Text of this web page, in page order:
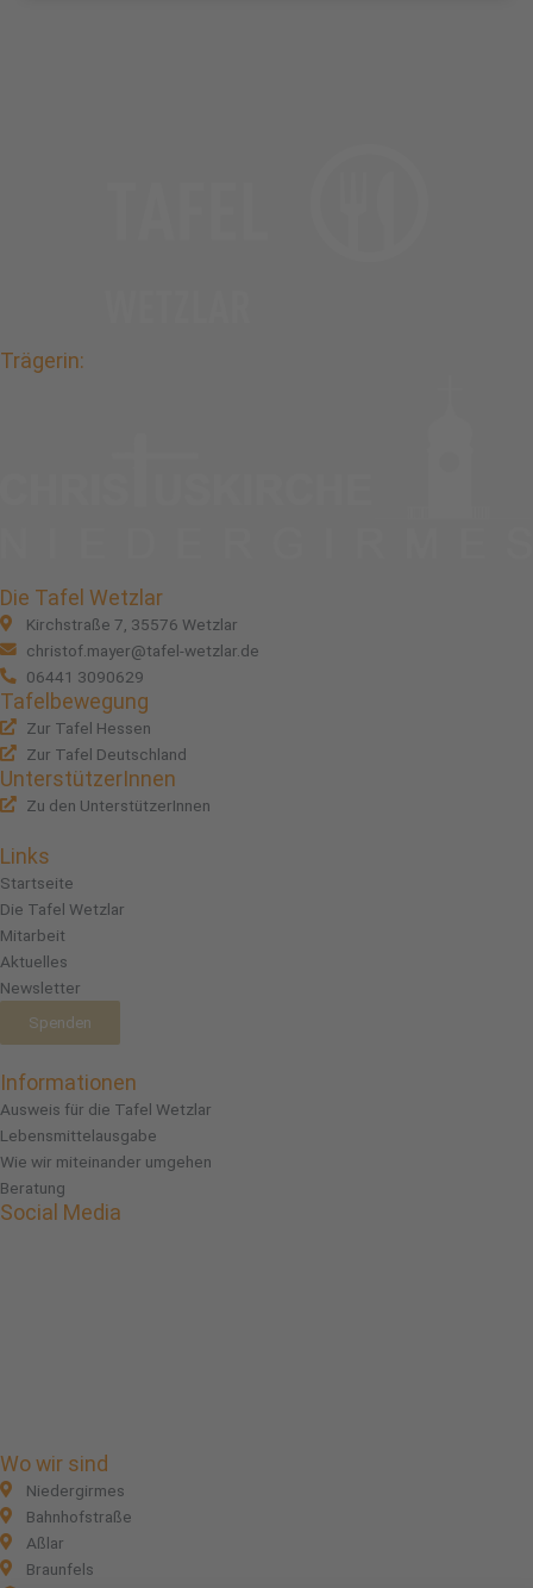
Trägerin:
Die Tafel Wetzlar
Kirchstraße 7, 35576 Wetzlar
christof.mayer@tafel-wetzlar.de
06441 3090629
Tafelbewegung
Zur Tafel Hessen
Zur Tafel Deutschland
UnterstützerInnen
Zu den UnterstützerInnen
Links
Startseite
Die Tafel Wetzlar
Mitarbeit
Aktuelles
Newsletter
Spenden
Informationen
Ausweis für die Tafel Wetzlar
Lebensmittelausgabe
Wie wir miteinander umgehen
Beratung
Social Media
Wo wir sind
Niedergirmes
Bahnhofstraße
Aßlar
Braunfels